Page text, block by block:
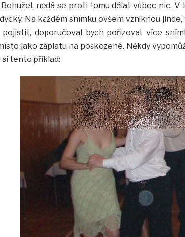
Bohužel, nedá se proti tomu dělat vůbec nic.
Na každém snímku ovšem vzniknou
doporučoval bych pořizovat více
jako záplatu na poškozené. Někdy
si tento příklad: